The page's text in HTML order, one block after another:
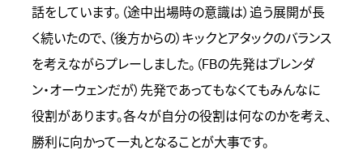
話をしています。（途中出場時の意識は）追う展開が長
く続いたので、（後方からの）キックとアタックのバランス
を考えながらプレーしました。（FBの先発はブレンダ
ン・オーウェンだが）先発であってもなくてもみんなに
役割があります。各々が自分の役割は何なのかを考え、
勝利に向かって一丸となることが大事です。